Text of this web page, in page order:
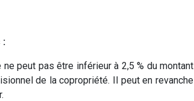
:
peut pas être inférieur à 2,5 % du montant
de la copropriété. Il peut en revanche